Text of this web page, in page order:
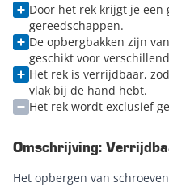
Door het rek krijgt je
gereedschappen.
De opbergbakken zijn
geschikt voor
Het rek is verrijdbaar,
vlak bij de hand hebt.
Het rek wordt exclusief
Omschrijving:
Het opbergen van